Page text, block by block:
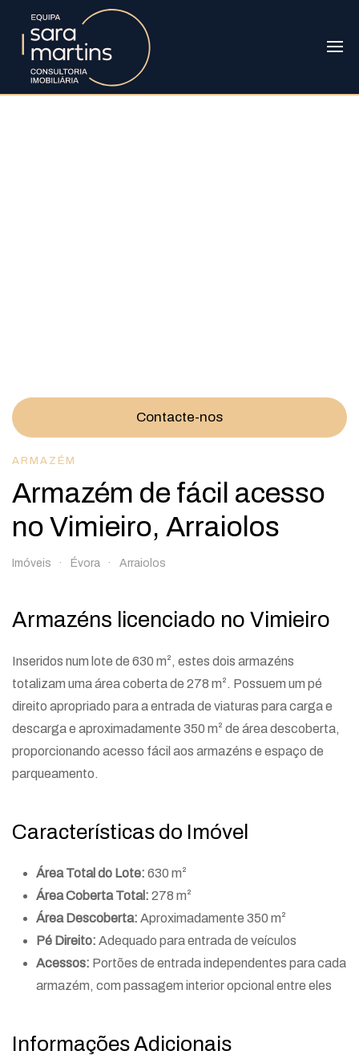
Contacte-nos
ARMAZÉM
Armazém de fácil acesso
no Vimieiro, Arraiolos
Imóveis Évora Arraiolos
Armazéns licenciado no Vimieiro
Inseridos num lote de 630 m², estes dois armazéns
totalizam uma área coberta de 278 m². Possuem um pé
direito apropriado para a entrada de viaturas para carga e
descarga e aproximadamente 350 m² de área descoberta,
proporcionando acesso fácil aos armazéns e espaço de
parqueamento.
Características do Imóvel
Área Total do Lote: 630 m²
Área Coberta Total: 278 m²
Área Descoberta: Aproximadamente 350 m²
Pé Direito: Adequado para entrada de veículos
Acessos: Portões de entrada independentes para cada
armazém, com passagem interior opcional entre eles
Informações Adicionais